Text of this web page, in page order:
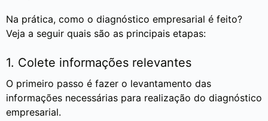
Na prática, como o diagnóstico empresarial é feito?
Veja a seguir quais são as principais etapas:
1. Colete informações relevantes
O primeiro passo é fazer o levantamento das
informações necessárias para realização do diagnóstico
empresarial.